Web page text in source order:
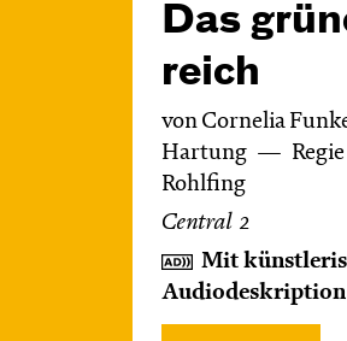
Das
reich
von Cornelia
Hartung
Rohlfing
Central 2
Mit
Audiodeskription